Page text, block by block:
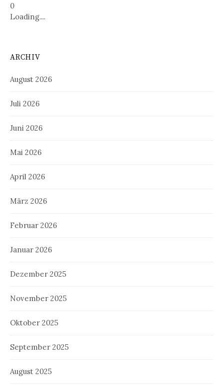
0
Loading....
ARCHIV
August 2026
Juli 2026
Juni 2026
Mai 2026
April 2026
März 2026
Februar 2026
Januar 2026
Dezember 2025
November 2025
Oktober 2025
September 2025
August 2025